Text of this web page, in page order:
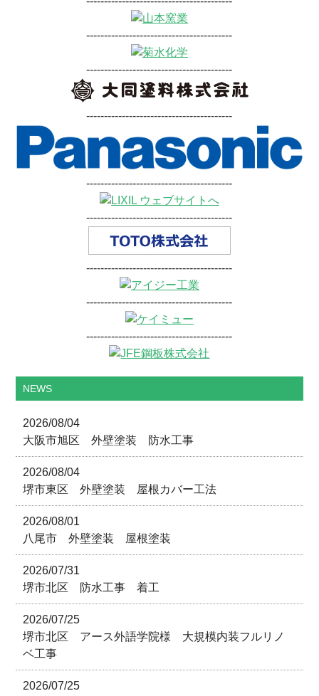
-----------------------------------------
-----------------------------------------
-----------------------------------------
-----------------------------------------
-----------------------------------------
-----------------------------------------
-----------------------------------------
-----------------------------------------
NEWS
2026/08/04
大阪市旭区 外壁塗装 防水工事
2026/08/04
堺市東区 外壁塗装 屋根カバー工法
2026/08/01
八尾市 外壁塗装 屋根塗装
2026/07/31
堺市北区 防水工事 着工
2026/07/25
堺市北区 アース外語学院様 大規模内装フルリノ
ベ工事
2026/07/25